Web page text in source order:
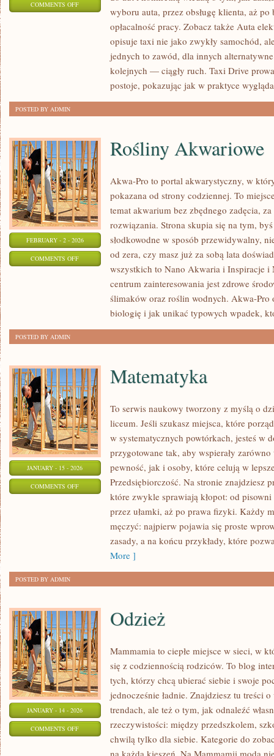
COMMENTS OFFON
wyboru auta, przez obsługę klienta, aż
opłacalność pracy. Zobacz także Auta
opisuje taxi nie jako zwykły samochód,
jednych to zawód, dla innych
kolejnych — ciągły ruch. Taxi Drive
postoje, pokazując jak w praktyce wygląda
POSTED BY ADMIN
FEBRUARY - 2 - 2026
COMMENTS OFFON
AKWARIOWE
Rośliny Akwariowe
Akwa-Pro to portal akwarystyczny, w
pokazana od strony codziennej. To
temat akwarium bez zbędnego zadęcia,
rozwiązania. Strona skupia się na tym,
słodkowodne w sposób przewidywalny,
od zera, czy masz już za sobą lata
wszystkich to Nano Akwaria i Inspiracje
centrum zainteresowania jest zdrowe
ślimaków oraz roślin wodnych. Akwa-Pro
biologię i jak unikać typowych wpadek,
POSTED BY ADMIN
JANUARY - 15 - 2026
COMMENTS OFFON
MATEMATYKA
Matematyka
To serwis naukowy tworzony z myślą o
liceum. Jeśli szukasz miejsca, które
w systematycznych powtórkach, jesteś w
przygotowane tak, aby wspierały
pewność, jak i osoby, które celują w
Przedsiębiorczość. Na stronie znajdziesz
które zwykle sprawiają kłopot: od
przez ułamki, aż po prawa fizyki. Każdy
męczyć: najpierw pojawia się proste
zasady, a na końcu przykłady, które
More ]
POSTED BY ADMIN
JANUARY - 14 - 2026
COMMENTS OFFON
Odzież
Mammamia to ciepłe miejsce w sieci, w
się z codziennością rodziców. To blog
tych, którzy chcą ubierać siebie i swoje
jednocześnie ładnie. Znajdziesz tu treści
trendach, ale też o tym, jak odnaleźć
rzeczywistości: między przedszkolem,
chwilą tylko dla siebie. Kategorie do
na każdą kieszeń. Na Mammamii moda